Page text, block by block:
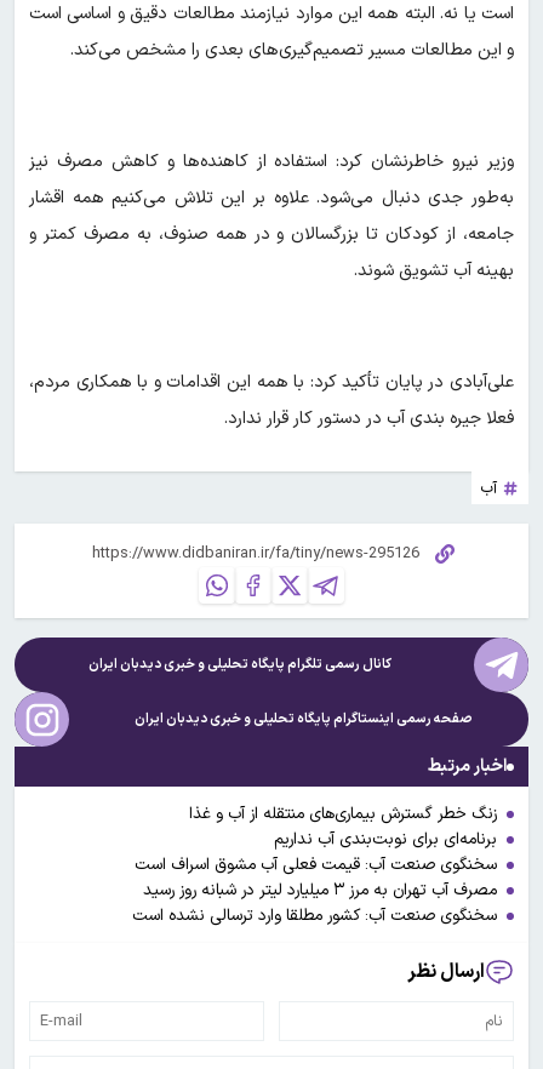
است یا نه. البته همه این موارد نیازمند مطالعات دقیق و اساسی است
و این مطالعات مسیر تصمیم‌گیری‌های بعدی را مشخص می‌کند.
وزیر نیرو خاطرنشان کرد: استفاده از کاهنده‌ها و کاهش مصرف نیز
به‌طور جدی دنبال می‌شود. علاوه بر این تلاش می‌کنیم همه اقشار
جامعه، از کودکان تا بزرگسالان و در همه صنوف، به مصرف کمتر و
بهینه آب تشویق شوند.
علی‌آبادی در پایان تأکید کرد: با همه این اقدامات و با همکاری مردم،
فعلا جیره بندی آب در دستور کار قرار ندارد.
آب
کانال رسمی تلگرام پایگاه تحلیلی و خبریدیدبان ایران
صفحه رسمی اینستاگرام پایگاه تحلیلی و خبریدیدبان ایران
اخبار مرتبط
زنگ خطر گسترش بیماری‌های منتقله از آب و غذا
برنامه‌ای برای نوبت‌بندی آب نداریم
سخنگوی صنعت آب: قیمت فعلی آب مشوق اسراف است
مصرف آب تهران به مرز ۳ میلیارد لیتر در شبانه روز رسید
سخنگوی صنعت آب: کشور مطلقا وارد ترسالی نشده است
ارسال نظر